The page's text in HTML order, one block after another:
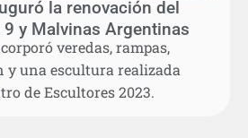
la renovación del
y Malvinas Argentinas
veredas, rampas,
una escultura realizada
de Escultores 2023.